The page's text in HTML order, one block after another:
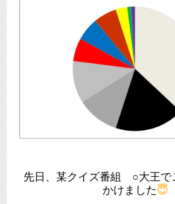
先日、某クイズ番組 ○大王で
かけました😇